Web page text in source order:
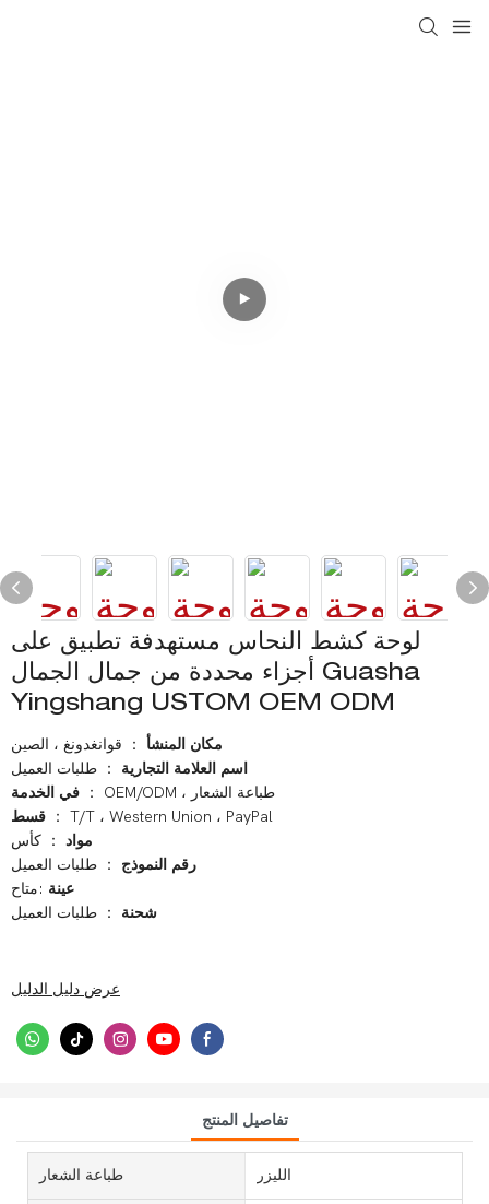
لوحة كشط النحاس مستهدفة تطبيق على
أجزاء محددة من جمال الجمال Guasha
Yingshang USTOM OEM ODM
مكان المنشأ
： قوانغدونغ ، الصين
اسم العلامة التجارية
： طلبات العميل
： OEM/ODM ، طباعة الشعار
： T/T ، Western Union ، PayPal
مواد ： كأس
رقم النموذج
： طلبات العميل
عينة :متاح
شحنة
： طلبات العميل
عرض دليل الدليل
تفاصيل المنتج
طباعة الشعار الليزر